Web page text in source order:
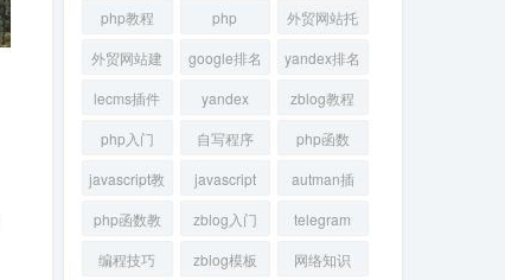
php教程 php
外贸网站托
管
外贸网站建
设
google排名
yandex排名
lecms插件
yandex
zblog教程
php入门
自写程序
php函数
javascript教
程
javascript
autman插
件
php函数教
程
zblog入门
telegram
编程技巧
zblog模板
网络知识